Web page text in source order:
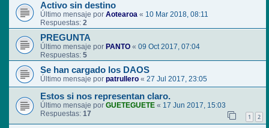
Activo sin destino
Último mensaje por Aotearoa « 10 Mar 2018, 08:11
Respuestas: 2
PREGUNTA
Último mensaje por PANTO « 09 Oct 2017, 07:04
Respuestas: 5
Se han cargado los DAOS
Último mensaje por patrullero « 27 Jul 2017, 23:05
Estos si nos representan claro.
Último mensaje por GUETEGUETE « 17 Jun 2017, 15:03
Respuestas: 17 1 2